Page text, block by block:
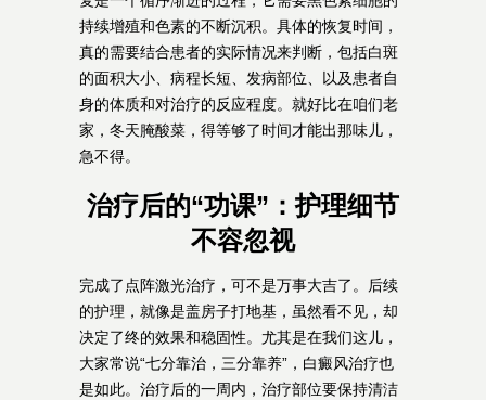
持续增殖和色素的不断沉积。具体的恢复时间，
真的需要结合患者的实际情况来判断，包括白斑
的面积大小、病程长短、发病部位、以及患者自
身的体质和对治疗的反应程度。就好比在咱们老
家，冬天腌酸菜，得等够了时间才能出那味儿，
急不得。
治疗后的“功课”：护理细节
不容忽视
完成了点阵激光治疗，可不是万事大吉了。后续
的护理，就像是盖房子打地基，虽然看不见，却
决定了终的效果和稳固性。尤其是在我们这儿，
大家常说“七分靠治，三分靠养”，白癜风治疗也
是如此。治疗后的一周内，治疗部位要保持清洁